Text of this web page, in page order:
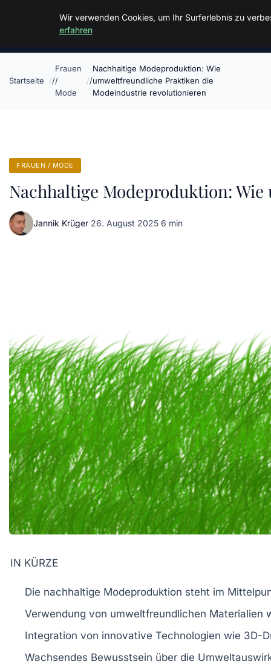
Malzminden
Startseite
Frauen
/
Mode
Nachhaltige Modeproduktion: Wie
umweltfreundliche Praktiken die
Modeindustrie revolutionieren
FRAUEN / MODE
Nachhaltige Modeproduktion:
Jannik Krüger·26. August 2025·6 min
IN KÜRZE
Die nachhaltige Modeproduktion steht im
Verwendung von umweltfreundlichen Materialien
Integration von innovative Technologien wie 3D-
Wachsendes Bewusstsein über die
Wir verwenden Cookies, um Ihr Surferlebnis zu
erfahren